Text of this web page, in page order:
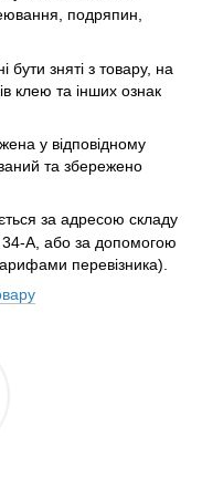
подряпин,
бути зняті з товару, на
клею та інших ознак
у відповідному
та збережено
за адресою складу
34-А, або за допомогою
перевізника).